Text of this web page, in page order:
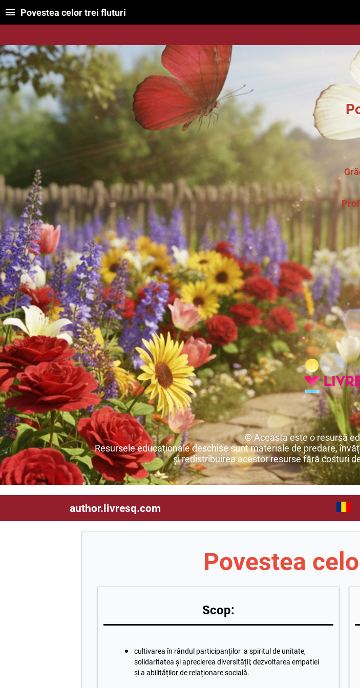
Povestea celor trei fluturi
Povestea
© Aceasta este o resursă
Resursele educaționale deschise sunt materiale de predare,
și redistribuirea acestor resurse fără costuri
author.livresq.com
Povestea
Scop:
cultivarea în rândul participanților a spiritul de unitate,
solidaritatea și aprecierea diversității; dezvoltarea empatiei
și a abilităților de relaționare socială.